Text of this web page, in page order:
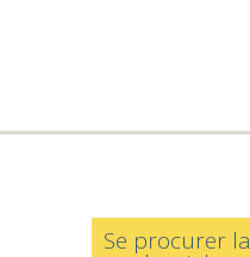
Se procurer la